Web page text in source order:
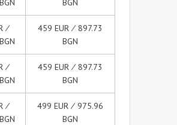
BGN
∕
459 EUR ∕ 897.73
BGN
∕
459 EUR ∕ 897.73
BGN
∕
499 EUR ∕ 975.96
BGN